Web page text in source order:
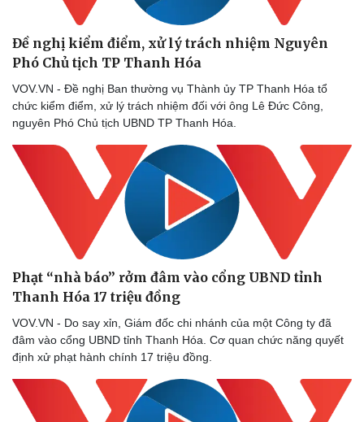
Thể thao
Bóng đá
Ô tô - Xe máy
Đề nghị kiểm điểm, xử lý trách nhiệm Nguyên
Phó Chủ tịch TP Thanh Hóa
VOV.VN - Đề nghị Ban thường vụ Thành ủy TP Thanh Hóa tổ
chức kiểm điểm, xử lý trách nhiệm đối với ông Lê Đức Công,
nguyên Phó Chủ tịch UBND TP Thanh Hóa.
Phạt “nhà báo” rởm đâm vào cổng UBND tỉnh
Thanh Hóa 17 triệu đồng
VOV.VN - Do say xỉn, Giám đốc chi nhánh của một Công ty đã
đâm vào cổng UBND tỉnh Thanh Hóa. Cơ quan chức năng quyết
định xử phạt hành chính 17 triệu đồng.